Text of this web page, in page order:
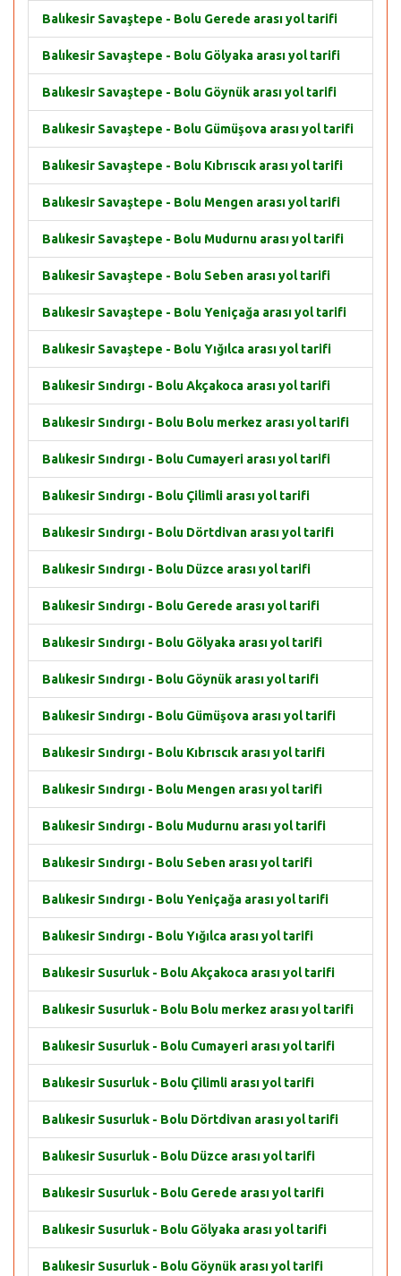
Balıkesir Savaştepe - Bolu Gerede arası yol tarifi
Balıkesir Savaştepe - Bolu Gölyaka arası yol tarifi
Balıkesir Savaştepe - Bolu Göynük arası yol tarifi
Balıkesir Savaştepe - Bolu Gümüşova arası yol tarifi
Balıkesir Savaştepe - Bolu Kıbrıscık arası yol tarifi
Balıkesir Savaştepe - Bolu Mengen arası yol tarifi
Balıkesir Savaştepe - Bolu Mudurnu arası yol tarifi
Balıkesir Savaştepe - Bolu Seben arası yol tarifi
Balıkesir Savaştepe - Bolu Yeniçağa arası yol tarifi
Balıkesir Savaştepe - Bolu Yığılca arası yol tarifi
Balıkesir Sındırgı - Bolu Akçakoca arası yol tarifi
Balıkesir Sındırgı - Bolu Bolu merkez arası yol tarifi
Balıkesir Sındırgı - Bolu Cumayeri arası yol tarifi
Balıkesir Sındırgı - Bolu Çilimli arası yol tarifi
Balıkesir Sındırgı - Bolu Dörtdivan arası yol tarifi
Balıkesir Sındırgı - Bolu Düzce arası yol tarifi
Balıkesir Sındırgı - Bolu Gerede arası yol tarifi
Balıkesir Sındırgı - Bolu Gölyaka arası yol tarifi
Balıkesir Sındırgı - Bolu Göynük arası yol tarifi
Balıkesir Sındırgı - Bolu Gümüşova arası yol tarifi
Balıkesir Sındırgı - Bolu Kıbrıscık arası yol tarifi
Balıkesir Sındırgı - Bolu Mengen arası yol tarifi
Balıkesir Sındırgı - Bolu Mudurnu arası yol tarifi
Balıkesir Sındırgı - Bolu Seben arası yol tarifi
Balıkesir Sındırgı - Bolu Yeniçağa arası yol tarifi
Balıkesir Sındırgı - Bolu Yığılca arası yol tarifi
Balıkesir Susurluk - Bolu Akçakoca arası yol tarifi
Balıkesir Susurluk - Bolu Bolu merkez arası yol tarifi
Balıkesir Susurluk - Bolu Cumayeri arası yol tarifi
Balıkesir Susurluk - Bolu Çilimli arası yol tarifi
Balıkesir Susurluk - Bolu Dörtdivan arası yol tarifi
Balıkesir Susurluk - Bolu Düzce arası yol tarifi
Balıkesir Susurluk - Bolu Gerede arası yol tarifi
Balıkesir Susurluk - Bolu Gölyaka arası yol tarifi
Balıkesir Susurluk - Bolu Göynük arası yol tarifi